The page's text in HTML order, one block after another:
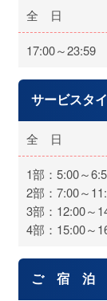
全 日
17:00～23:59
サービスタ
全 日
1部：5:00～
2部：7:00～
3部：12:00～
4部：15:00～
ご 宿 泊